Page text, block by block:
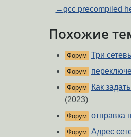
←gcc precompiled
Похожие
Форум Три
Форум
Форум
Как
(2023)
Форум отправка
Форум Адрес